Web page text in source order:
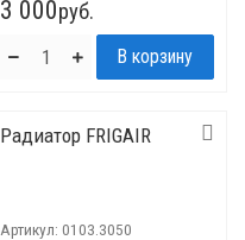
3 000руб.
Радиатор FRIGAIR
Артикул: 0103.3050